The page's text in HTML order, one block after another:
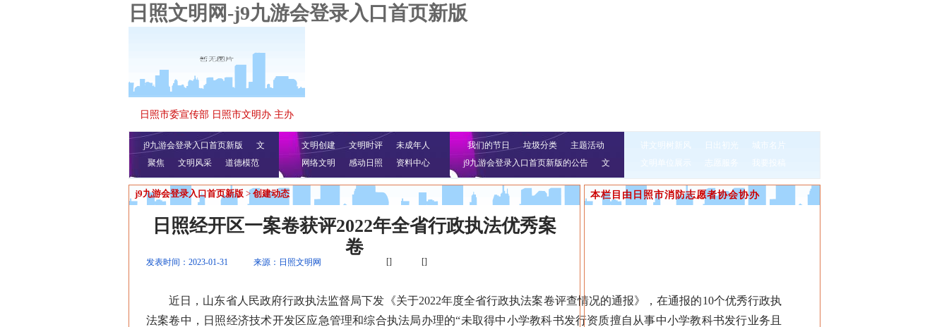
日照文明网-j9九游会登录入口首页新版
日照市委宣传部 日照市文明办 主办
j9九游会登录入口首页新版
文
明播报
公益视频
聚焦 文明风采 道德模范
文明创建 文明时评
未成年人
网络文明
感动日照 资料中心
我们的节日 垃圾分类
主题活动
j9九游会登录入口首页新版的公告
文
明行动
讲文明树新风 日出初光
城市名片
文明单位展示
志愿服务 我要投稿
j9九游会登录入口首页新版 > 创建动态
日照经开区一案卷获评2022年全省行政执法优秀案
卷
发表时间：2023-01-31 来源：日照文明网 [] []
近日，山东省人民政府行政执法监督局下发《关于2022年度全省行政执法案卷评查情况的通报》，在通报的10个优秀行政执
法案卷中，日照经济技术开发区应急管理和综合执法局办理的“未取得中小学教科书发行资质擅自从事中小学教科书发行业务且
本栏目由日照市消防志愿者协会协办